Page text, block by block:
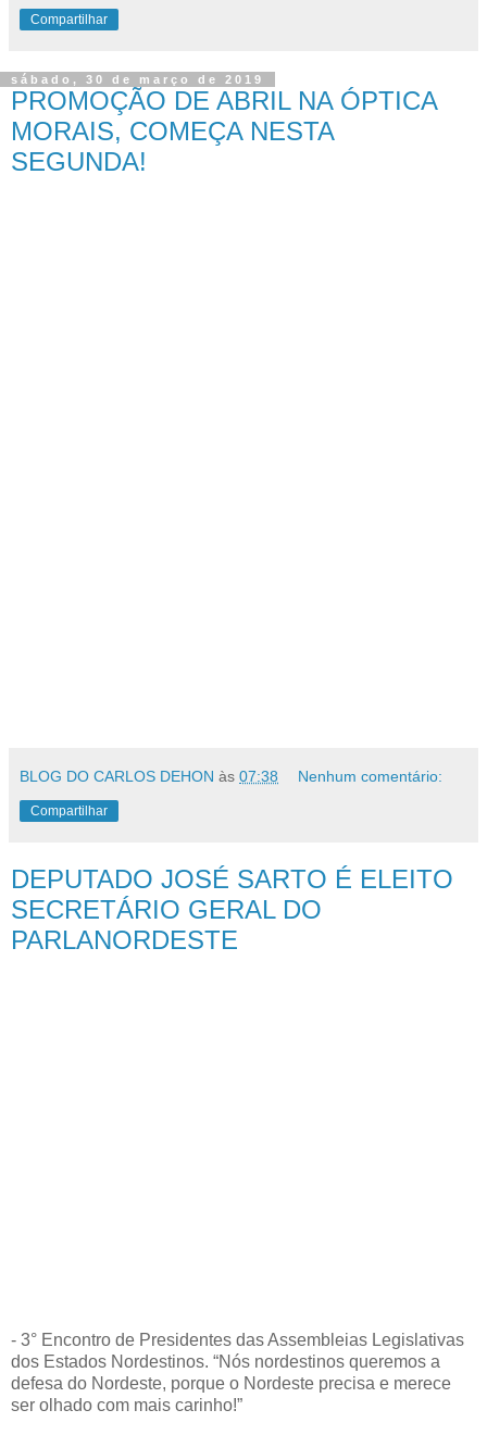
Compartilhar
sábado, 30 de março de 2019
PROMOÇÃO DE ABRIL NA ÓPTICA
MORAIS, COMEÇA NESTA
SEGUNDA!
BLOG DO CARLOS DEHON às 07:38 Nenhum comentário:
Compartilhar
DEPUTADO JOSÉ SARTO É ELEITO
SECRETÁRIO GERAL DO
PARLANORDESTE
- 3° Encontro de Presidentes das Assembleias Legislativas
dos Estados Nordestinos. “Nós nordestinos queremos a
defesa do Nordeste, porque o Nordeste precisa e merece
ser olhado com mais carinho!”